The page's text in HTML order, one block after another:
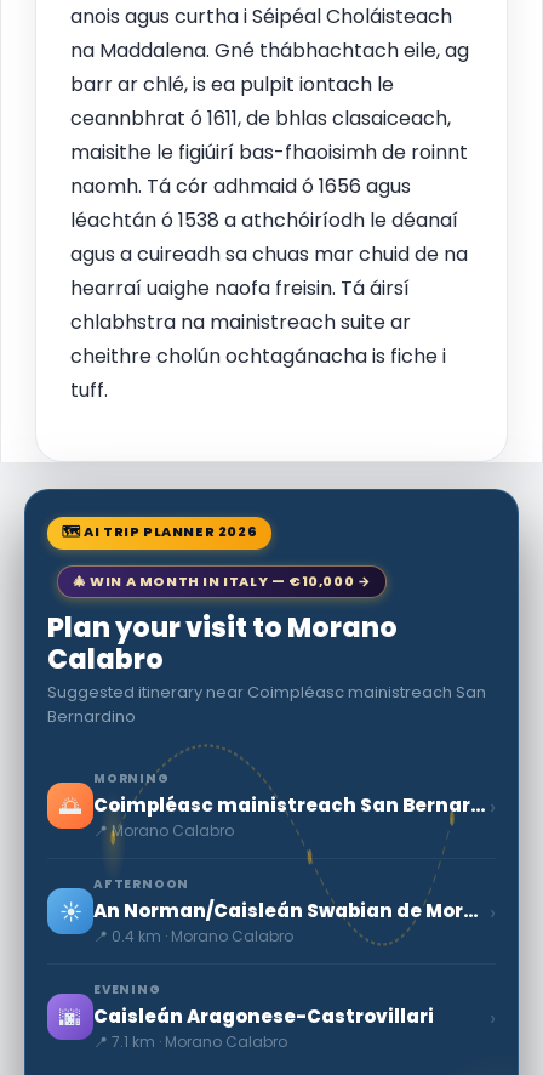
anois agus curtha i Séipéal Choláisteach
na Maddalena. Gné thábhachtach eile, ag
barr ar chlé, is ea pulpit iontach le
ceannbhrat ó 1611, de bhlas clasaiceach,
maisithe le figiúirí bas-fhaoisimh de roinnt
naomh. Tá cór adhmaid ó 1656 agus
léachtán ó 1538 a athchóiríodh le déanaí
agus a cuireadh sa chuas mar chuid de na
hearraí uaighe naofa freisin. Tá áirsí
chlabhstra na mainistreach suite ar
cheithre cholún ochtagánacha is fiche i
tuff.
🗺 AI TRIP PLANNER 2026
🎄 WIN A MONTH IN ITALY — €10,000 →
Plan your visit to Morano
Calabro
Suggested itinerary near Coimpléasc mainistreach San
Bernardino
🌅
MORNING
Coimpléasc mainistreach San Bernardino
📍 Morano Calabro
›
☀️
AFTERNOON
An Norman/Caisleán Swabian de Morano Calabro
📍 0.4 km · Morano Calabro
›
🌆
EVENING
Caisleán Aragonese-Castrovillari
📍 7.1 km · Morano Calabro
›